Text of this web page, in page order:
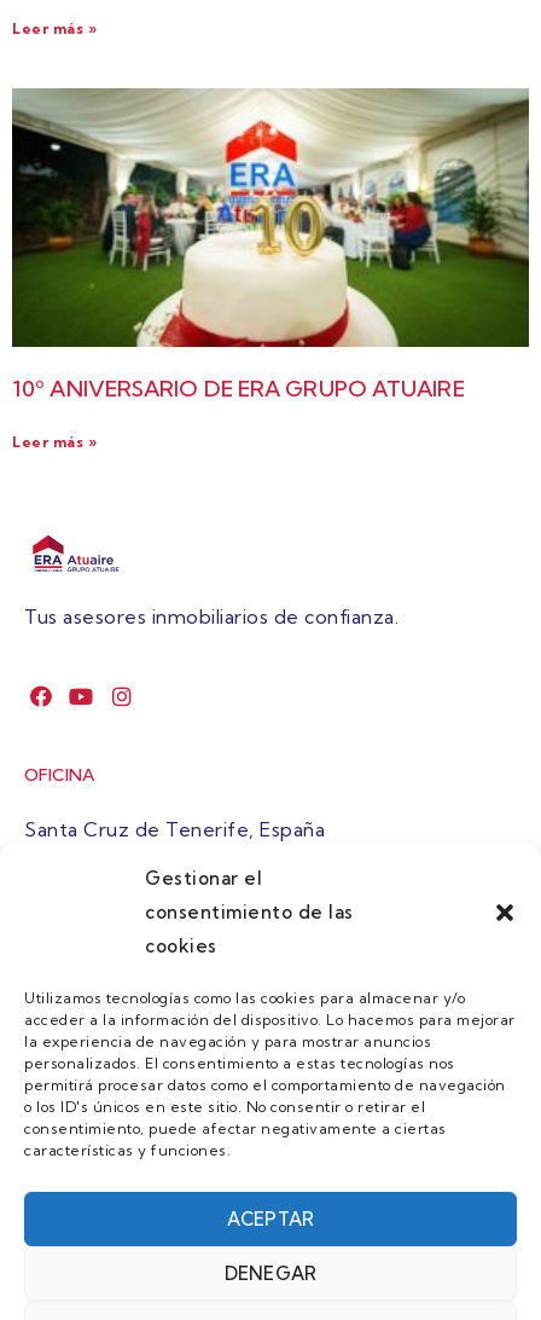
Gestionar el
consentimiento de las
cookies
Utilizamos tecnologías como las cookies para almacenar y/o
acceder a la información del dispositivo. Lo hacemos para mejorar
la experiencia de navegación y para mostrar anuncios
personalizados. El consentimiento a estas tecnologías nos
permitirá procesar datos como el comportamiento de navegación
o los ID's únicos en este sitio. No consentir o retirar el
consentimiento, puede afectar negativamente a ciertas
características y funciones.
ACEPTAR
DENEGAR
Leer más »
10º ANIVERSARIO DE ERA GRUPO ATUAIRE
Leer más »
Tus asesores inmobiliarios de confianza.
OFICINA
Santa Cruz de Tenerife, España
atuaire@grupoatuaire.com
+34 638765829
MENU
Quienes Somos
Guias
Contacto
Únete